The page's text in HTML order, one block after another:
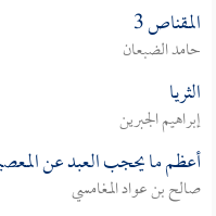
المقناص 3
حامد الضبعان
الثريا
إبراهيم الجبرين
أعظم ما يحجب العبد عن
صالح بن عواد المغامسي